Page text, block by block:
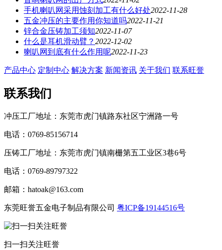
手机喇叭网采用蚀刻加工有什么好处2022-11-28
五金冲压的主要作用你知道吗2022-11-21
锌合金压铸加工须知2022-11-07
什么是耳机滑动臂？ 2022-12-02
喇叭网到底有什么作用呢2022-11-23
产品中心 定制中心 解决方案 新闻资讯 关于我们 联系旺誉
联系我们
冲压工厂地址：东莞市虎门镇路东社区宁洲路一号
电话：0769-85156714
压铸工厂地址：东莞市虎门镇南栅第五工业区3巷6号
电话：0769-89797322
邮箱：hatoak@163.com
东莞旺誉五金电子制品有限公司 粤ICP备19144516号
扫一扫关注旺誉